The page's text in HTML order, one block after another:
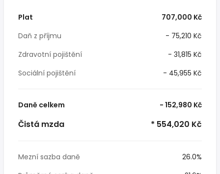
Plat
707,000 Kč
Daň z příjmu
- 75,210 Kč
Zdravotní pojištění
- 31,815 Kč
Sociální pojištění
- 45,955 Kč
Daně celkem - 152,980 Kč
Čistá mzda * 554,020 Kč
Mezní sazba daně
26.0%